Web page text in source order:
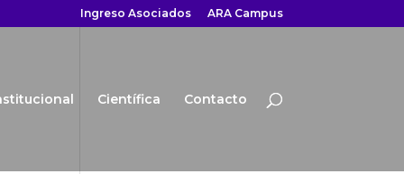
Ingreso Asociados ARA Campus
Científica Contacto